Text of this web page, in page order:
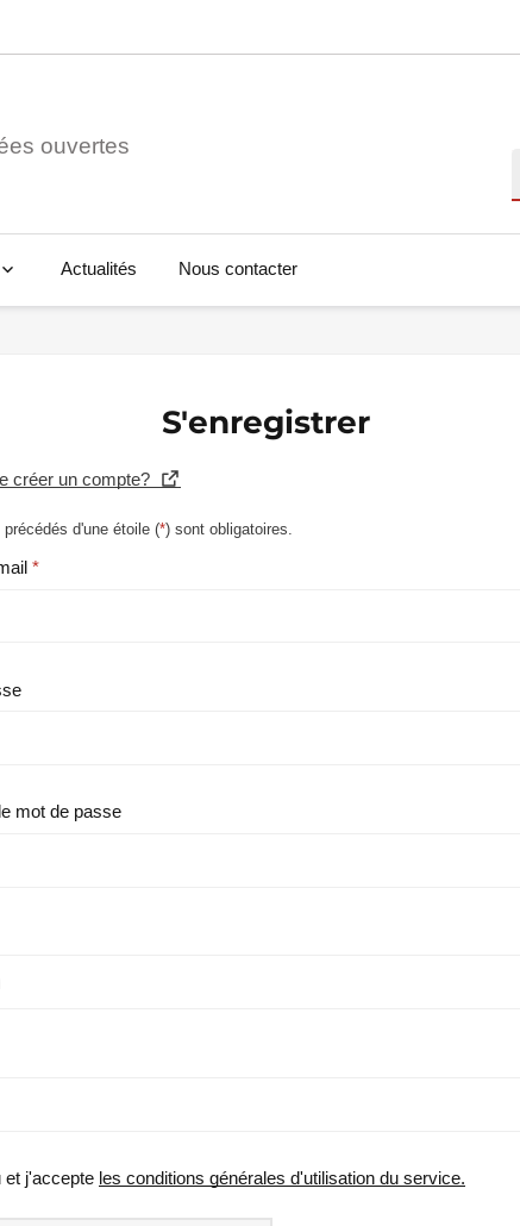
ouvertes
Actualités Nous contacter
S'enregistrer
créer un compte?
d'une étoile (*) sont obligatoires.
mot de passe
et j'accepte les conditions générales d'utilisation du service.